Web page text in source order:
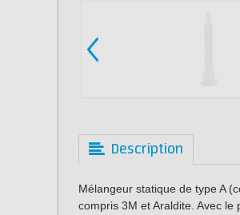
Description
Mélangeur statique de type A
compris 3M et Araldite. Avec